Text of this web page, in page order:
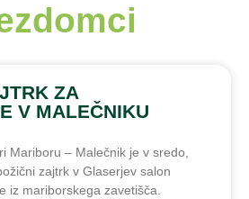
ZA
V MALEČNIKU
Mariboru – Malečnik je v sredo,
zajtrk v Glaserjev salon
iz mariborskega zavetišča.